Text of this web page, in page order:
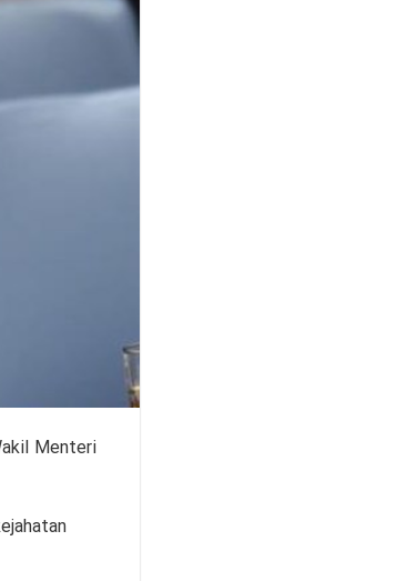
Menteri